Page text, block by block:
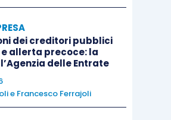
delle indicazioni fornite dalla
in cui detto comma richiede
titoli di studio e delle esperienze
soci e del personale che lavora
esclusi eventuali dati
dei creditori pubblici
allerta precoce: la
delle Entrate
e Francesco Ferrajoli